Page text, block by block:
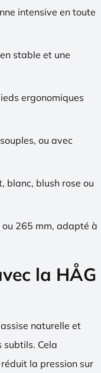
intensive en toute
stable et une
ergonomiques
ou avec
blanc, blush rose ou
265 mm, adapté à
la HÅG
naturelle et
subtils. Cela
la pression sur